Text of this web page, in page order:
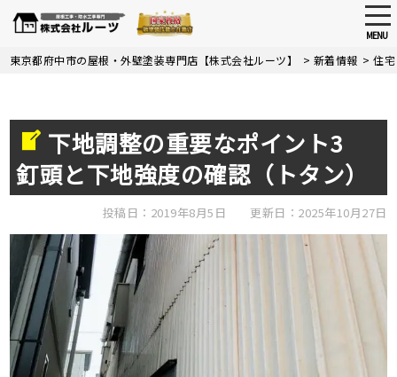
Skip
MENU
東京都府中市の屋根・外壁塗装専門店【株式会社ルーツ】 > 新着情報 >住
下地調整の重要なポイント3
釘頭と下地強度の確認（トタン）
投稿日：2019年8月5日 更新日：2025年10月27日